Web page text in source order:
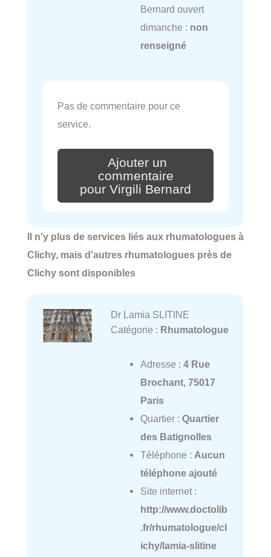
Bernard ouvert
dimanche : non
renseigné
Pas de commentaire pour ce
service.
Ajouter un
commentaire
pour Virgili Bernard
Il n'y plus de services liés aux rhumatologues à
Clichy, mais d'autres rhumatologues près de
Clichy sont disponibles
Dr Lamia SLITINE
Catégorie : Rhumatologue
Adresse : 4 Rue
Brochant, 75017
Paris
Quartier : Quartier
des Batignolles
Téléphone : Aucun
téléphone ajouté
Site internet :
http://www.doctolib
.fr/rhumatologue/cl
ichy/lamia-slitine